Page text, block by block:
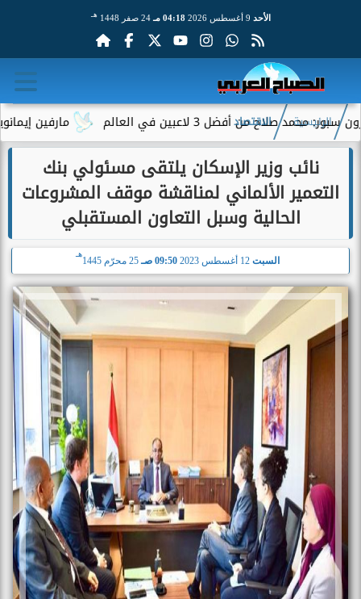
الأحد 04:18 مـ 24 صفر 1448 هـ
مارفين إيمانويل.. من أفضل 3 لاعبين في العالم
الرئيسية الاقتصاد
نائب وزير الإسكان يلتقى مسئولي بنك
التعمير الألماني لمناقشة موقف المشروعات
الحالية وسبل التعاون المستقبلي
السبت 12 أغسطس 2023 09:50 صـ 25 محرّم 1445
هـ